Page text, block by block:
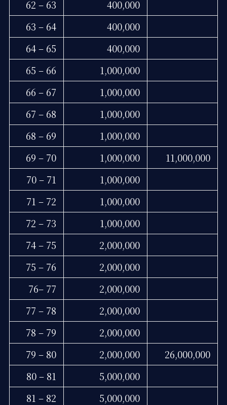
62 – 63
400,000
63 – 64
400,000
64 – 65
400,000
65 – 66
1,000,000
66 – 67
1,000,000
67 – 68
1,000,000
68 – 69
1,000,000
69 – 70
1,000,000
11,000,000
70 – 71
1,000,000
71 – 72
1,000,000
72 – 73
1,000,000
74 – 75
2,000,000
75 – 76
2,000,000
76– 77
2,000,000
77 – 78
2,000,000
78 – 79
2,000,000
79 – 80
2,000,000
26,000,000
80 – 81
5,000,000
81 – 82
5,000,000